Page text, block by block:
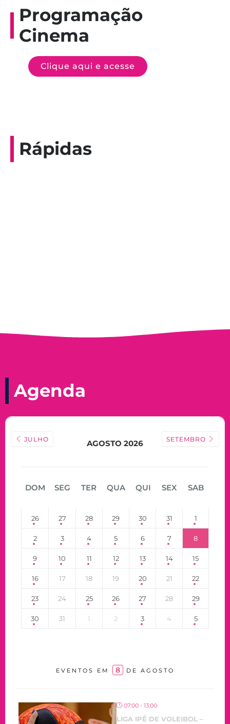
Programação
Cinema
Clique aqui e acesse
Rápidas
Agenda
JULHO AGOSTO 2026 SETEMBRO
DOM SEG TER QUA QUI SEX SAB
26 27 28 29 30 31 1
2 3 4 5 6 7 8
9 10 11 12 13 14 15
16 17 18 19 20 21 22
23 24 25 26 27 28 29
30 31 1 2 3 4 5
EVENTOS EM 8 DE AGOSTO
07:00 - 13:00
LIGA IPÊ DE VOLEIBOL –